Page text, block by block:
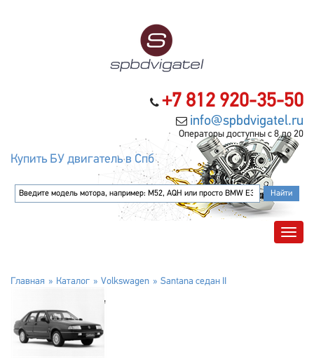
+7 812 920-35-50
info@spbdvigatel.ru
Операторы доступны с 8 до 20
Купить БУ двигатель в Спб
Главная Каталог Volkswagen Santana седан II